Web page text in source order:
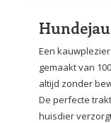
Een
gemaakt van
altijd zonder
De perfecte
huisdier